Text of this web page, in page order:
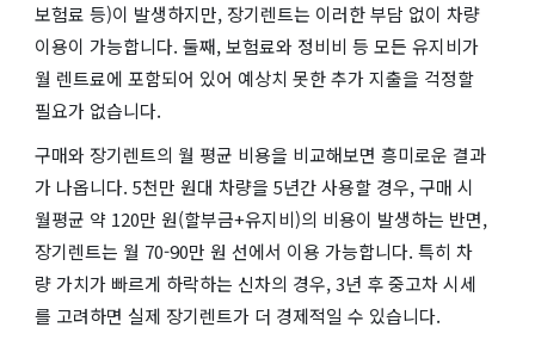
보험료 등)이 발생하지만, 장기렌트는 이러한 부담 없이 차량
이용이 가능합니다. 둘째, 보험료와 정비비 등 모든 유지비가
월 렌트료에 포함되어 있어 예상치 못한 추가 지출을 걱정할
필요가 없습니다.
구매와 장기렌트의 월 평균 비용을 비교해보면 흥미로운 결과
가 나옵니다. 5천만 원대 차량을 5년간 사용할 경우, 구매 시
월평균 약 120만 원(할부금+유지비)의 비용이 발생하는 반면,
장기렌트는 월 70-90만 원 선에서 이용 가능합니다. 특히 차
량 가치가 빠르게 하락하는 신차의 경우, 3년 후 중고차 시세
를 고려하면 실제 장기렌트가 더 경제적일 수 있습니다.